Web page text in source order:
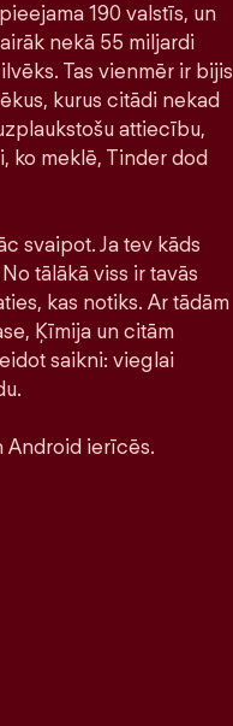
190 valstīs, un
nekā 55 miljardi
Tas vienmēr ir bijis
kurus citādi nekad
attiecību,
ko meklē, Tinder dod
svaipot. Ja tev kāds
tālākā viss ir tavās
kas notiks. Ar tādām
Ķīmija un citām
saikni: vieglai
Android ierīcēs.